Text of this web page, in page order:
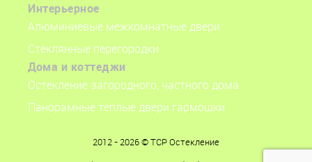
Интерьерное
Алюминиевые межкомнатные двери
Стеклянные перегородки
Дома и коттеджи
Остекление загородного, частного дома
Панорамные теплые двери гармошки
2012 - 2026 © ТСР Остекление